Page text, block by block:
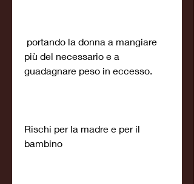
più del necessario e a
guadagnare peso in eccesso.
Rischi per la madre e per il
bambino